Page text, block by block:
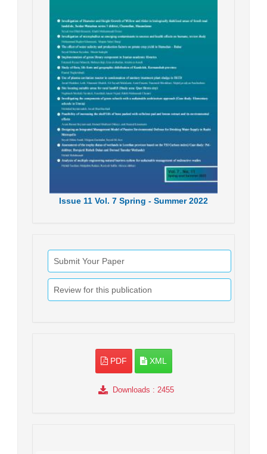
Issue 11 Vol. 7 Spring - Summer 2022
Submit Your Paper
Review for this publication
PDF XML
Downloads : 2455